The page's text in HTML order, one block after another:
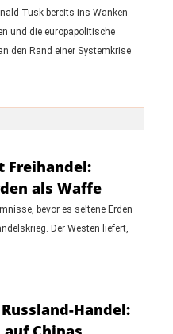
Tusk bereits ins Wanken
und die europapolitische
den Rand einer Systemkrise
Freihandel:
als Waffe
bevor es seltene Erden
Der Westen liefert,
Handel: